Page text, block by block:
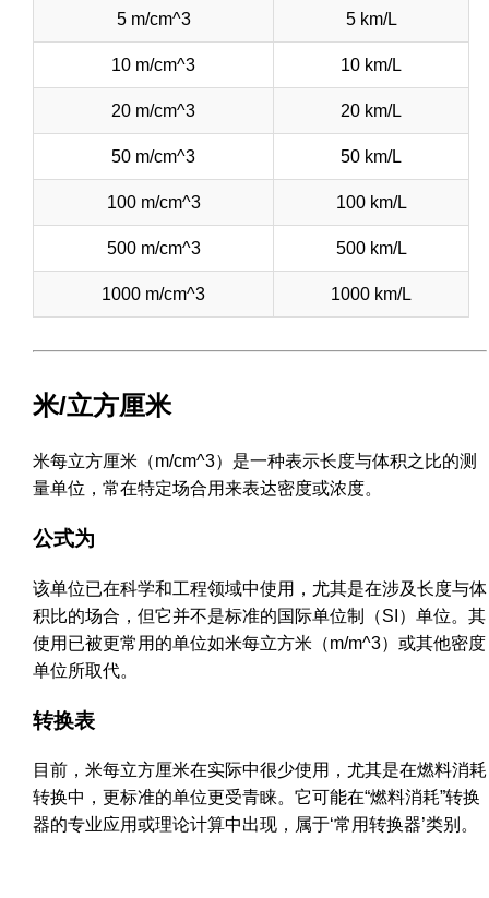
5 m/cm^3 5 km/L
10 m/cm^3 10 km/L
20 m/cm^3 20 km/L
50 m/cm^3 50 km/L
100 m/cm^3 100 km/L
500 m/cm^3 500 km/L
1000 m/cm^3 1000 km/L
米/立方厘米
米每立方厘米（m/cm^3）是一种表示长度与体积之比的测
量单位，常在特定场合用来表达密度或浓度。
公式为
该单位已在科学和工程领域中使用，尤其是在涉及长度与体
积比的场合，但它并不是标准的国际单位制（SI）单位。其
使用已被更常用的单位如米每立方米（m/m^3）或其他密度
单位所取代。
转换表
目前，米每立方厘米在实际中很少使用，尤其是在燃料消耗
转换中，更标准的单位更受青睐。它可能在“燃料消耗”转换
器的专业应用或理论计算中出现，属于‘常用转换器’类别。